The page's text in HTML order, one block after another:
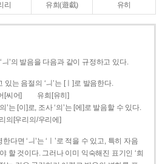
리 유희(遊戱) 유히
’의 발음을 다음과 같이 규정하고 있다.
는 음절의 ‘ㅢ’는 [ㅣ]로 발음한다.
[씨어]
유희[유히]
는 [이]로, 조사 ‘의’는 [에]로 발음할 수 있다.
의[우리의/우리에]
다면 ‘ㅢ’는 ‘ㅣ’로 적을 수 있고, 특히 자음
할 것이다. 그러나 이미 익숙해진 표기인 ‘희